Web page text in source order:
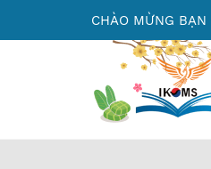
nội
CHÀO MỪNG